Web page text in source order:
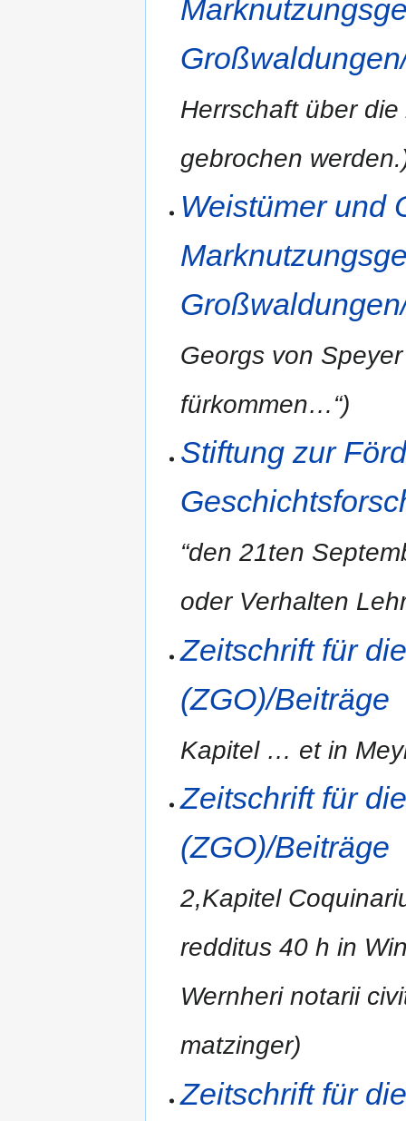
Herrschaft über die
gebrochen
Weistümer und
Georgs von Speyer
fürkommen…“)
Stiftung zur
“den 21ten
oder Verhalten
Zeitschrift für
(ZGO)/Beiträge
Kapitel… et in
Zeitschrift für
(ZGO)/Beiträge
2,Kapitel
redditus 40 h in
Wernheri notarii
matzinger)
Zeitschrift für